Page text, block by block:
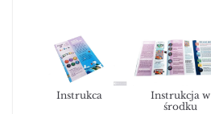
Instrukca
Instrukcja w
środku